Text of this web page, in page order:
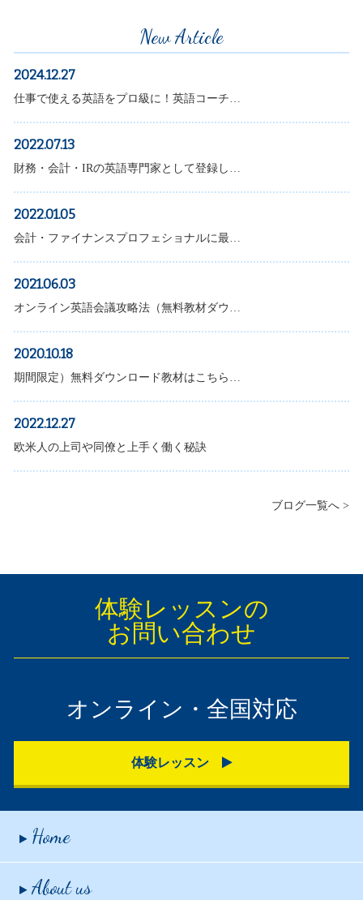
New Article
2024.12.27
仕事で使える英語をプロ級に！英語コーチ…
2022.07.13
財務・会計・IRの英語専門家として登録し…
2022.01.05
会計・ファイナンスプロフェショナルに最…
2021.06.03
オンライン英語会議攻略法（無料教材ダウ…
2020.10.18
期間限定）無料ダウンロード教材はこちら…
2022.12.27
欧米人の上司や同僚と上手く働く秘訣
ブログ一覧へ >
体験レッスンの
お問い合わせ
オンライン・全国対応
体験レッスン
Home
About us